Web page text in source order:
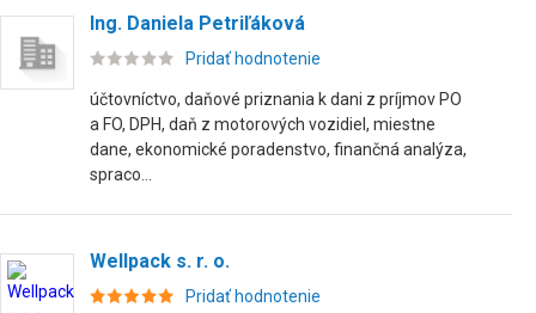
Ing. Daniela Petriľáková
Pridať hodnotenie
účtovníctvo, daňové priznania k dani z príjmov PO
a FO, DPH, daň z motorových vozidiel, miestne
dane, ekonomické poradenstvo, finančná analýza,
spraco...
Wellpack s. r. o.
Pridať hodnotenie